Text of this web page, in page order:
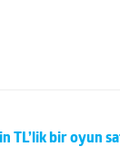
TL’lik bir oyun